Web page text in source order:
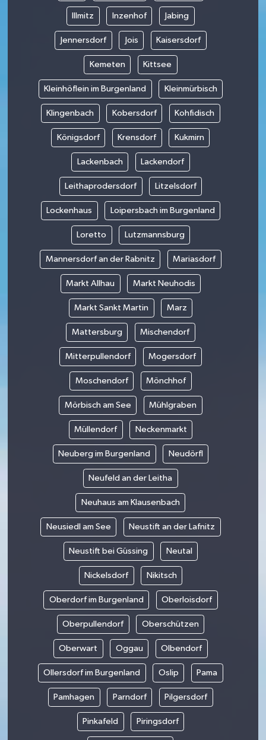
Illmitz Inzenhof Jabing
Jennersdorf Jois Kaisersdorf
Kemeten Kittsee
Kleinhöflein im Burgenland Kleinmürbisch
Klingenbach Kobersdorf Kohfidisch
Königsdorf Krensdorf Kukmirn
Lackenbach Lackendorf
Leithaprodersdorf Litzelsdorf
Lockenhaus Loipersbach im Burgenland
Loretto Lutzmannsburg
Mannersdorf an der Rabnitz Mariasdorf
Markt Allhau Markt Neuhodis
Markt Sankt Martin Marz
Mattersburg Mischendorf
Mitterpullendorf Mogersdorf
Moschendorf Mönchhof
Mörbisch am See Mühlgraben
Müllendorf Neckenmarkt
Neuberg im Burgenland Neudörfl
Neufeld an der Leitha
Neuhaus am Klausenbach
Neusiedl am See Neustift an der Lafnitz
Neustift bei Güssing Neutal
Nickelsdorf Nikitsch
Oberdorf im Burgenland Oberloisdorf
Oberpullendorf Oberschützen
Oberwart Oggau Olbendorf
Ollersdorf im Burgenland Oslip Pama
Pamhagen Parndorf Pilgersdorf
Pinkafeld Piringsdorf